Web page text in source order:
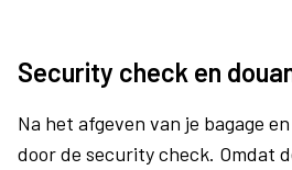
Security check en
Na het afgeven van je bagage
door de security check. Omdat